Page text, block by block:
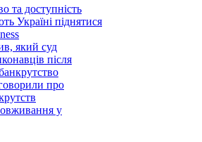
та доступність
Україні піднятися
який суд
після
про
у